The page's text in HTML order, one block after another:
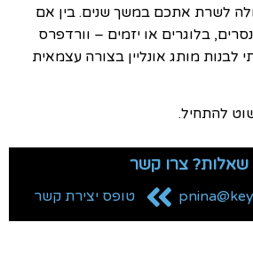
לשרת אתכם במשך שנים. בין אם
בלוגרים או יזמים – וורדפרס
לבנות מותג אונליין בצורה עצמאית
להתחיל.
שאלות? צרו קשר
טופס יצירת קשר